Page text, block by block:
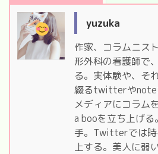
yuzuka
作家、コラムニス
形外科の看護師で
る。実体験や、そ
綴るtwitterやnote
メディアにコラム
a booを立ち上げ
手。Twitterでは時
上する。美人に弱い